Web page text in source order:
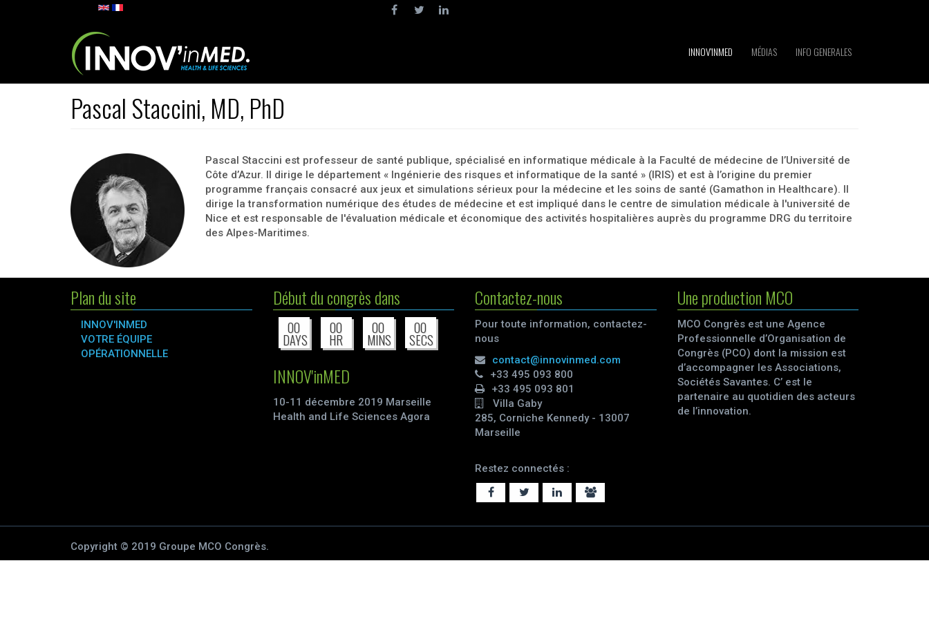
Aller au contenu principal
INNOV'INMED MÉDIAS INFO GENERALES
Pascal Staccini, MD, PhD
Pascal Staccini est professeur de santé publique, spécialisé en informatique médicale à la Faculté de médecine de l’Université de
Côte d’Azur. Il dirige le département « Ingénierie des risques et informatique de la santé » (IRIS) et est à l’origine du premier
programme français consacré aux jeux et simulations sérieux pour la médecine et les soins de santé (Gamathon in Healthcare). Il
dirige la transformation numérique des études de médecine et est impliqué dans le centre de simulation médicale à l'université de
Nice et est responsable de l'évaluation médicale et économique des activités hospitalières auprès du programme DRG du territoire
des Alpes-Maritimes.
Plan du site
INNOV'INMED
VOTRE ÉQUIPE
OPÉRATIONNELLE
Début du congrès dans
00
DAYS
00
HR
00
MINS
00
SECS
INNOV'inMED
10-11 décembre 2019 Marseille
Health and Life Sciences Agora
Contactez-nous
Pour toute information, contactez-
nous
contact@innovinmed.com
+33 495 093 800
+33 495 093 801
Villa Gaby
285, Corniche Kennedy - 13007
Marseille
Restez connectés :
Une production MCO
MCO Congrès est une Agence
Professionnelle d’Organisation de
Congrès (PCO) dont la mission est
d’accompagner les Associations,
Sociétés Savantes. C’ est le
partenaire au quotidien des acteurs
de l’innovation.
Copyright © 2019 Groupe MCO Congrès.